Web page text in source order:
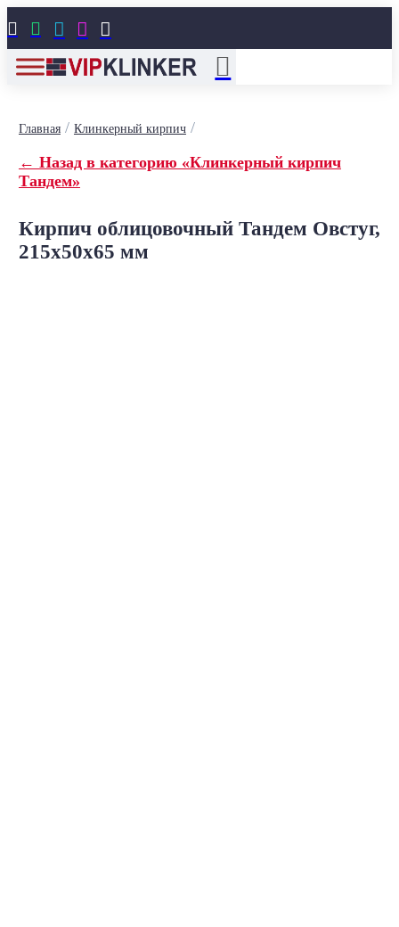
    
Главная/ Клинкерный кирпич/
← Назад в категорию «Клинкерный кирпич
Тандем»
Кирпич облицовочный Тандем Овстуг,
215x50x65 мм